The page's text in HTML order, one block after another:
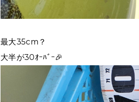
最大35cm？
大半が30ｵｰﾊﾞｰ🎉